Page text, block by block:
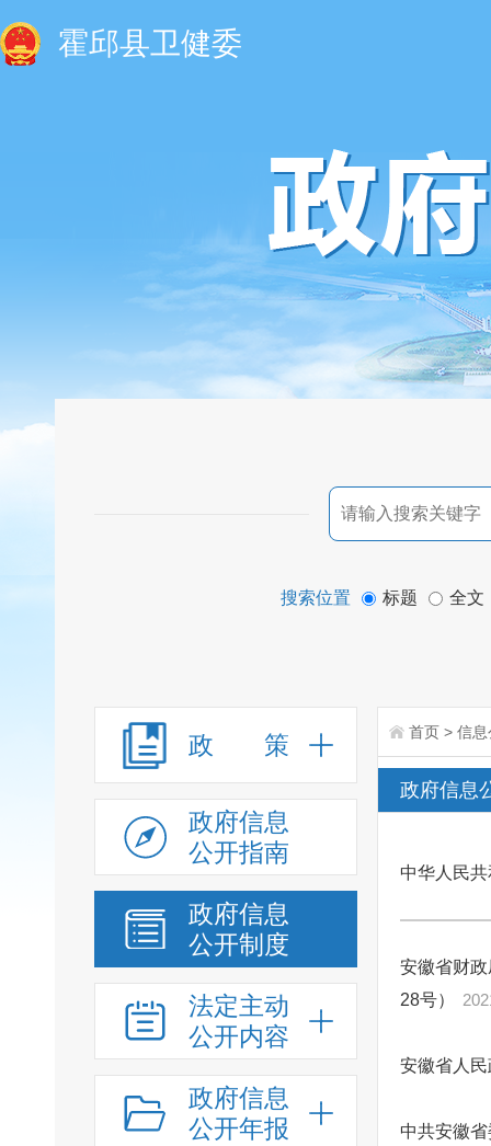
霍邱县卫健委
搜索位置 标题 全文
政 策
政府信息
公开指南
政府信息
公开制度
法定主动
公开内容
政府信息
公开年报
首页 > 信息
政府信息
中华人民
安徽省财
28号）
安徽省人
中共安徽